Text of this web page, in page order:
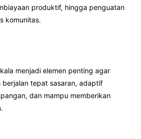
produktif, hingga penguatan
komunitas.
menjadi elemen penting agar
berjalan tepat sasaran, adaptif
dan mampu memberikan